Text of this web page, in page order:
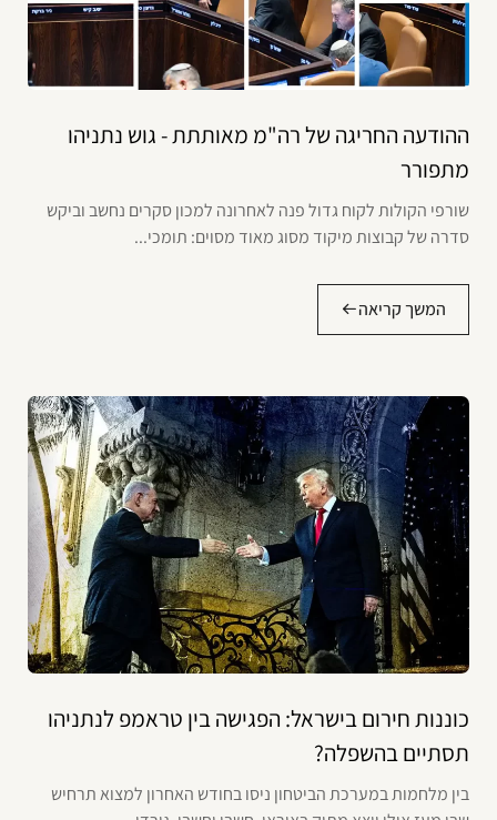
ההודעה החריגה של רה"מ מאותתת - גוש נתניהו
מתפורר
שורפי הקולות לקוח גדול פנה לאחרונה למכון סקרים נחשב וביקש
סדרה של קבוצות מיקוד מסוג מאוד מסוים: תומכי...
המשך קריאה
כוננות חירום בישראל: הפגישה בין טראמפ לנתניהו
תסתיים בהשפלה?
בין מלחמות במערכת הביטחון ניסו בחודש האחרון למצוא תרחיש